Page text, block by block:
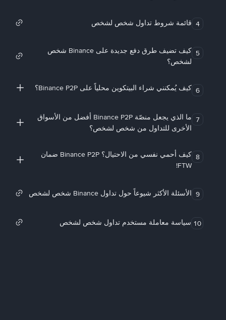
4 قائمة شروط تداول شخص لشخص
5
كيف تضيف طرق دفع جديدة على Binance شخص
لشخص؟
6 كيف يُمكنني شراء البيتكوين محلياً على Binance P2P؟
7
ما الذي يجعل منصّة Binance P2P أفضل من الأسواق
الأخرى للتداول من شخص لشخص؟
8
كيف أحمي نفسي من الاحتيال؟ Binance P2P ضمان
FTW!
9 الأسئلة الأكثر شيوعاً حول تداول Binance شخص لشخص
10 سياسة معاملة مستخدم تداول شخص لشخص